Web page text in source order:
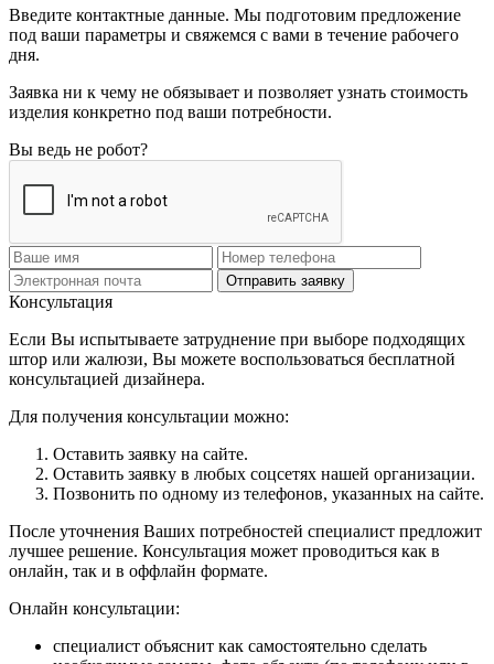
Введите контактные данные. Мы подготовим предложение
под ваши параметры и свяжемся с вами в течение рабочего
дня.
Заявка ни к чему не обязывает и позволяет узнать стоимость
изделия конкретно под ваши потребности.
Вы ведь не робот?
Отправить заявку
Консультация
Если Вы испытываете затруднение при выборе подходящих
штор или жалюзи, Вы можете воспользоваться бесплатной
консультацией дизайнера.
Для получения консультации можно:
Оставить заявку на сайте.
Оставить заявку в любых соцсетях нашей организации.
Позвонить по одному из телефонов, указанных на сайте.
После уточнения Ваших потребностей специалист предложит
лучшее решение. Консультация может проводиться как в
онлайн, так и в оффлайн формате.
Онлайн консультации:
специалист объяснит как самостоятельно сделать